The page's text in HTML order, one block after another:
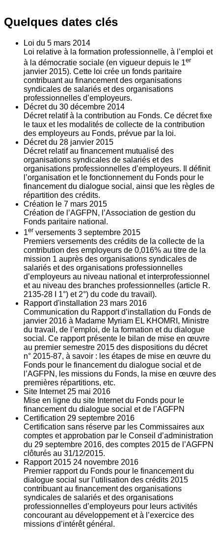
Quelques dates clés
Loi du 5 mars 2014
Loi relative à la formation professionnelle, à l’emploi et
à la démocratie sociale (en vigueur depuis le 1er
janvier 2015). Cette loi crée un fonds paritaire
contribuant au financement des organisations
syndicales de salariés et des organisations
professionnelles d’employeurs.
Décret du 30 décembre 2014
Décret relatif à la contribution au Fonds. Ce décret fixe
le taux et les modalités de collecte de la contribution
des employeurs au Fonds, prévue par la loi.
Décret du 28 janvier 2015
Décret relatif au financement mutualisé des
organisations syndicales de salariés et des
organisations professionnelles d’employeurs. Il définit
l’organisation et le fonctionnement du Fonds pour le
financement du dialogue social, ainsi que les règles de
répartition des crédits.
Création le 7 mars 2015
Création de l’AGFPN, l’Association de gestion du
Fonds paritaire national.
1er versements 3 septembre 2015
Premiers versements des crédits de la collecte de la
contribution des employeurs de 0,016% au titre de la
mission 1 auprès des organisations syndicales de
salariés et des organisations professionnelles
d’employeurs au niveau national et interprofessionnel
et au niveau des branches professionnelles (article R.
2135‐28 I 1°) et 2°) du code du travail).
Rapport d'installation 23 mars 2016
Communication du Rapport d’installation du Fonds de
janvier 2016 à Madame Myriam EL KHOMRI, Ministre
du travail, de l’emploi, de la formation et du dialogue
social. Ce rapport présente le bilan de mise en œuvre
au premier semestre 2015 des dispositions du décret
n° 2015-87, à savoir : les étapes de mise en œuvre du
Fonds pour le financement du dialogue social et de
l’AGFPN, les missions du Fonds, la mise en œuvre des
premières répartitions, etc.
Site Internet 25 mai 2016
Mise en ligne du site Internet du Fonds pour le
financement du dialogue social et de l’AGFPN
Certification 29 septembre 2016
Certification sans réserve par les Commissaires aux
comptes et approbation par le Conseil d’administration
du 29 septembre 2016, des comptes 2015 de l’AGFPN
clôturés au 31/12/2015.
Rapport 2015 24 novembre 2016
Premier rapport du Fonds pour le financement du
dialogue social sur l’utilisation des crédits 2015
contribuant au financement des organisations
syndicales de salariés et des organisations
professionnelles d’employeurs pour leurs activités
concourant au développement et à l’exercice des
missions d’intérêt général.